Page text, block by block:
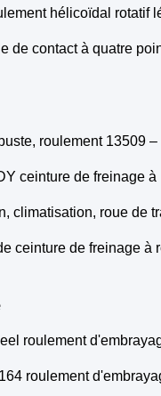
hélicoïdal rotatif
de contact à quatre
roulement 13509
ceinture de freinage
climatisation, roue de
ceinture de freinage
roulement
roulement